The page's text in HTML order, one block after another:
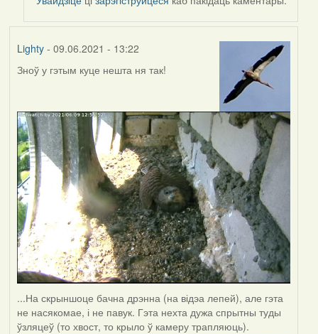
Harrier
Lighty- 09.06.2021 - 13:22
Зноў у гэтым куце нешта ня так!
...На скрыншоце бачна дрэнна (на відэа лепей), але гэта
не насякомае, і не павук. Гэта нехта дужа спрытны туды
ўзляцеў (то хвост, то крыло ў камеру трапляюць).